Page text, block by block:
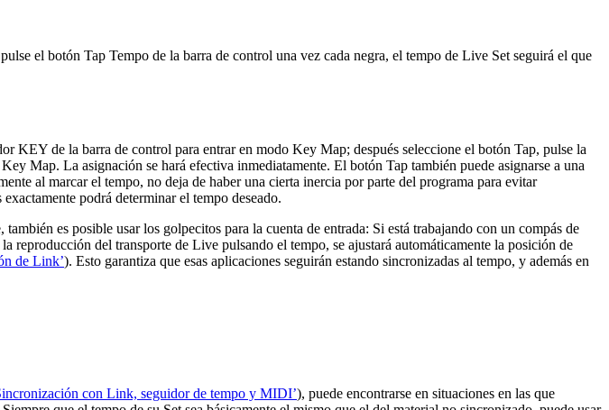
el botón Tap Tempo de la barra de control una vez cada negra, el tempo de Live Set seguirá el que
KEY de la barra de control para entrar en modo Key Map; después seleccione el botón Tap, pulse la
Map. La asignación se hará efectiva inmediatamente. El botón Tap también puede asignarse a una
al marcar el tempo, no deja de haber una cierta inercia por parte del programa para evitar
podrá determinar el tempo deseado.
es posible usar los golpecitos para la cuenta de entrada: Si está trabajando con un compás de
del transporte de Live pulsando el tempo, se ajustará automáticamente la posición de
de Link’). Esto garantiza que esas aplicaciones seguirán estando sincronizadas al tempo, y además en
con Link, seguidor de tempo y MIDI’), puede encontrarse en situaciones en las que